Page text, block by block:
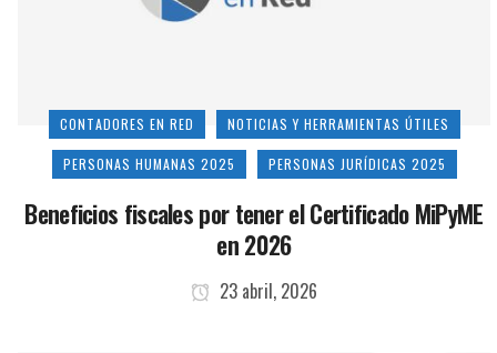
CONTADORES EN RED NOTICIAS Y HERRAMIENTAS ÚTILES
PERSONAS HUMANAS 2025 PERSONAS JURÍDICAS 2025
Beneficios fiscales por tener el Certificado MiPyME
en 2026
23 abril, 2026